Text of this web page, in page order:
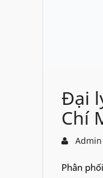
Đại
Chí
Admin
Phân